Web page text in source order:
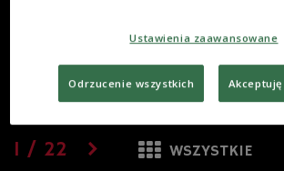
1 / 22 WSZYSTKIE
Ustawienia zaawansowane
Odrzucenie wszystkich